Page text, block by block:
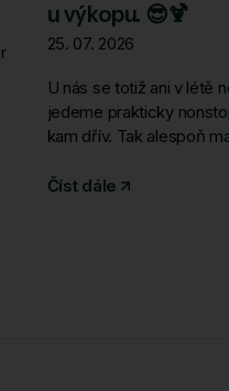
u výkopu. 😎🍹
25. 07. 2026
U nás se totiž ani v létě
jedeme prakticky
kam dřív. Tak alespoň
Číst dále